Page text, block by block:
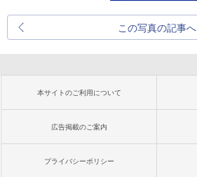
この写真の記事へ
本サイトのご利用について
広告掲載のご案内
プライバシーポリシー